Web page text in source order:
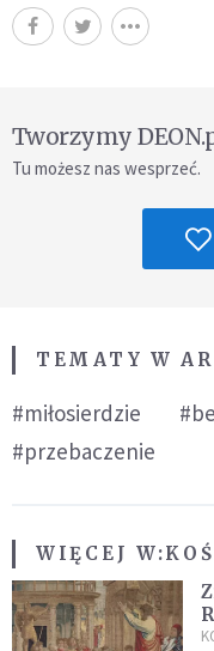
Tworzymy
Tu możesz nas wesprzeć.
TEMATY W
#miłosierdzie
#przebaczenie
WIĘCEJ W: